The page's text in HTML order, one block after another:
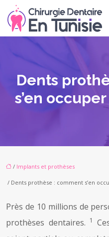
Dents
s’en
/ Implants et prothèses
/ Dents prothèse : comment s’en
Près de 10 millions de
prothèses dentaires. 1